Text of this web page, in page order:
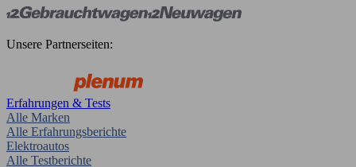
Unsere Partnerseiten:
Erfahrungen & Tests
Alle Marken
Alle Erfahrungsberichte
Elektroautos
Alle Testberichte